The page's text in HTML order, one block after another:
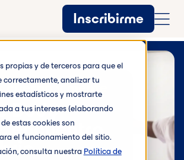
propias y de terceros para que el
correctamente, analizar tu
estadísticos y mostrarte
a tus intereses (elaborando
estas cookies son
el funcionamiento del sitio.
consulta nuestra Política de
Inscribirme
cuerpo y mente
Body
encuentra